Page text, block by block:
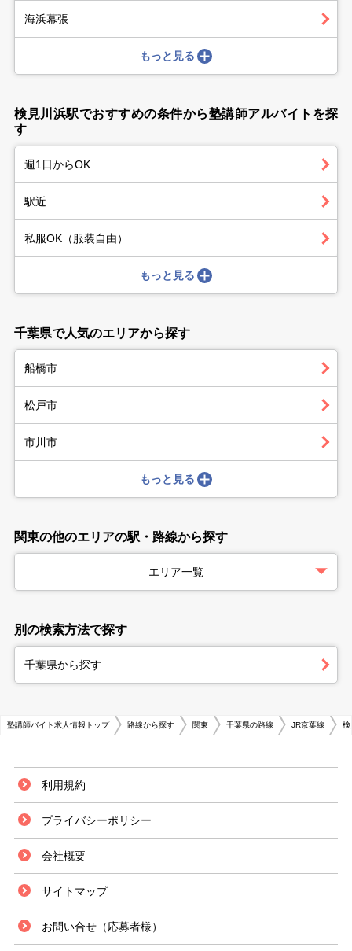
海浜幕張
もっと見る
検見川浜駅でおすすめの条件から塾講師アルバイトを探
す
週1日からOK
駅近
私服OK（服装自由）
もっと見る
千葉県で人気のエリアから探す
船橋市
松戸市
市川市
もっと見る
関東の他のエリアの駅・路線から探す
エリア一覧
別の検索方法で探す
千葉県から探す
塾講師バイト求人情報トップ 路線から探す 関東 千葉県の路線 JR京葉線 検
利用規約
プライバシーポリシー
会社概要
サイトマップ
お問い合せ（応募者様）